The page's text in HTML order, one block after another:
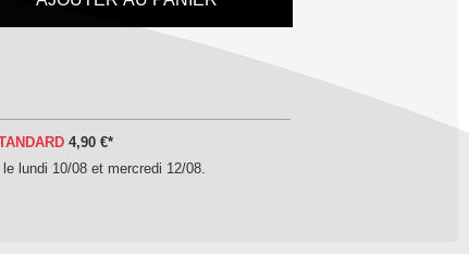
4,90 €*
le lundi 10/08 et mercredi 12/08.